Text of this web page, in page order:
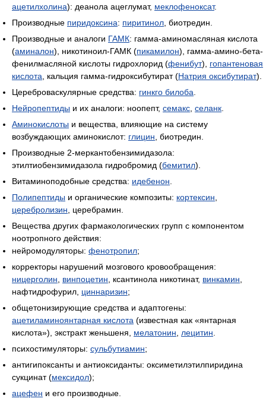
ацетилхолина): деанола ацеглумат, меклофеноксат.
Производные пиридоксина: пиритинол , биотредин.
Производные и аналоги ГАМК: гамма-аминомасляная кислота
(аминалон), никотиноил-ГАМК (пикамилон), гамма-амино-бета-
фенилмасляной кислоты гидрохлорид (фенибут), гопантеновая
кислота , кальция гамма-гидроксибутират (Натрия оксибутират).
Цереброваскулярные средства: гинкго билоба
Нейропептиды и их аналоги: ноопепт, семакс селанк
Аминокислоты и вещества, влияющие на систему
возбуждающих аминокислот: глицин , биотредин.
Производные 2-меркантобензимидазола:
этилтиобензимидазола гидробромид (бемитил).
Витаминоподобные средства: идебенон
Полипептиды и органические композиты: кортексин
церебролизин , церебрамин.
Вещества других фармакологических групп с компонентом
ноотропного действия:
нейромодуляторы: фенотропил;
корректоры нарушений мозгового кровообращения:
ницерголин
винпоцетин , ксантинола никотинат, винкамин
нафтидрофурил, циннаризин;
общетонизирующие средства и адаптогены:
ацетиламиноянтарная кислота (известная как «янтарная
кислота»), экстракт женьшеня, мелатонин лецитин
психостимуляторы: сульбутиамин;
антигипоксанты и антиоксиданты: оксиметилэтилпиридина
сукцинат (мексидол);
ацефен и его производные.